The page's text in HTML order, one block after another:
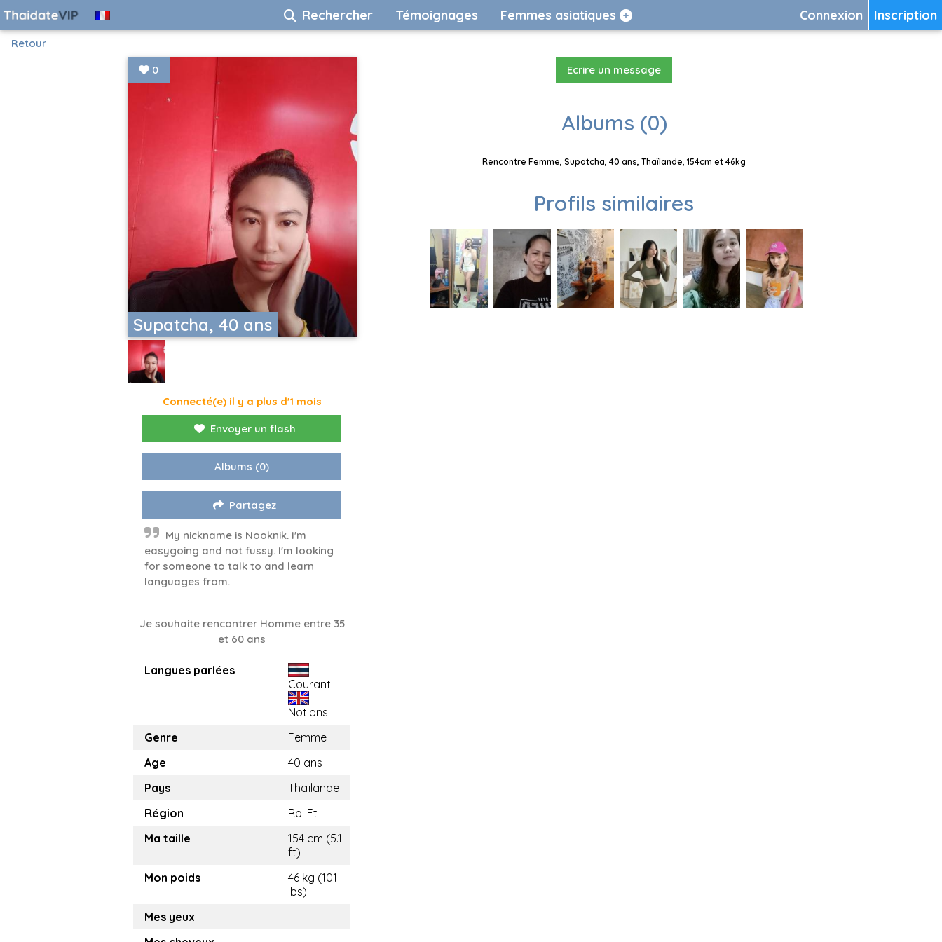
Inscription
Connexion
Rechercher Témoignages Femmes asiatiques
Retour
Supatcha, 40 ans
0
Connecté(e) il y a plus d'1 mois
Envoyer un flash
Albums (0)
Partagez
My nickname is Nooknik. I'm
easygoing and not fussy. I'm looking
for someone to talk to and learn
languages ​​from.
Je souhaite rencontrer Homme entre 35
et 60 ans
Langues parlées
Courant
Notions
Genre
Femme
Age
40 ans
Pays
Thaïlande
Région
Roi Et
Ma taille
154 cm (5.1
ft)
Mon poids
46 kg (101
lbs)
Mes yeux
Ecrire un message
Albums (0)
Rencontre Femme, Supatcha, 40 ans, Thaïlande, 154cm et 46kg
Profils similaires